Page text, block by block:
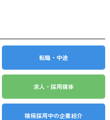
転職・中途
求人・採用媒体
積極採用中の企業紹介